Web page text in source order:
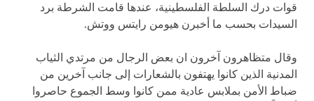
قوات درك السلطة الفلسطينية، عندها قامت الشرطة برد
السيدات بحسب ما أخبرن هيومن رايتس ووتش.
وقال متظاهرون آخرون ان بعض الرجال من مرتدي الثياب
المدنية الذين كانوا يهتفون بالشعارات إلى جانب آخرين من
ضباط الأمن بملابس عادية ممن كانوا وسط الجموع حاصروا